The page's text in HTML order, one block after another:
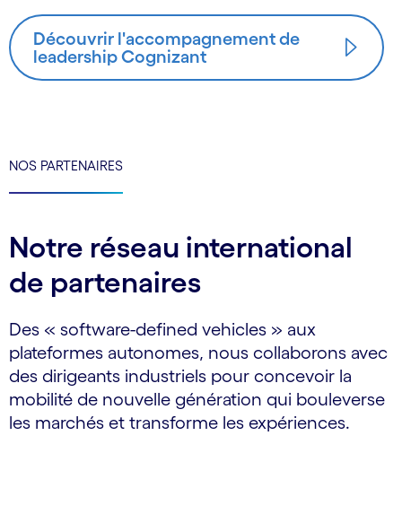
Découvrir l'accompagnement de
leadership Cognizant
NOS PARTENAIRES
Notre réseau international
de partenaires
Des « software-defined vehicles » aux
plateformes autonomes, nous collaborons avec
des dirigeants industriels pour concevoir la
mobilité de nouvelle génération qui bouleverse
les marchés et transforme les expériences.